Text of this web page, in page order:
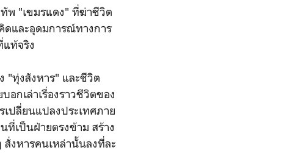
ทัพ "เขมรแดง" ที่ฆ่าชีวิต
ดและอุดมการณ์ทางการ
แท้จริง
"ทุ่งสังหาร" และชีวิต
อกเล่าเรื่องราวชีวิตของ
ปลี่ยนแปลงประเทศภาย
ที่เป็นฝ่ายตรงข้าม สร้าง
งหารคนเหล่านั้นลงที่ละ